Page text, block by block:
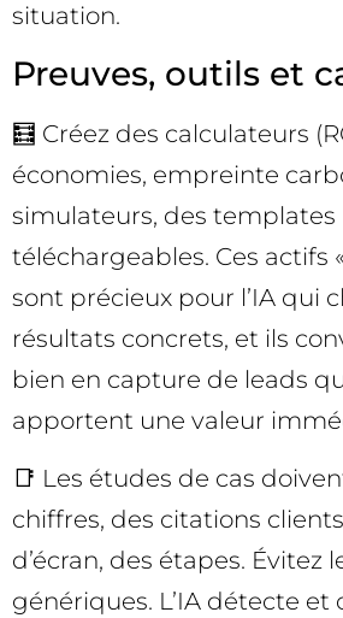
situation.
Preuves, outils et
🧮 Créez des calculateurs
économies, empreinte
simulateurs, des templates
téléchargeables. Ces actifs
sont précieux pour l’IA qui
résultats concrets, et ils
bien en capture de leads
apportent une valeur
📑 Les études de cas
chiffres, des citations
d’écran, des étapes. Évitez
génériques. L’IA détecte et